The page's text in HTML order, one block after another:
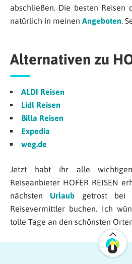
abschließen. Die besten Reisen
natürlich in meinen Angeboten.
Alternativen zu
ALDI Reisen
Lidl Reisen
Billa Reisen
Expedia
weg.de
Jetzt habt ihr alle
Reiseanbieter HOFER REISEN
nächsten Urlaub getrost bei
Reisevermittler buchen. Ich
tolle Tage an den schönsten